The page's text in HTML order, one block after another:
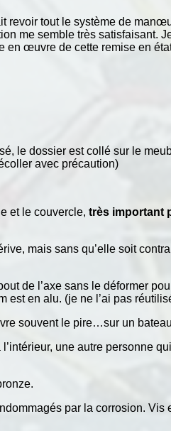
revoir tout le système de
me semble très satisfaisant.
en œuvre de cette remise en
le dossier est collé sur le
avec précaution)
et le couvercle, très important
mais sans qu’elle soit
de l’axe sans le déformer
est en alu. (je ne l’ai pas
souvent le pire…sur un
une autre personne
par la corrosion. Vis